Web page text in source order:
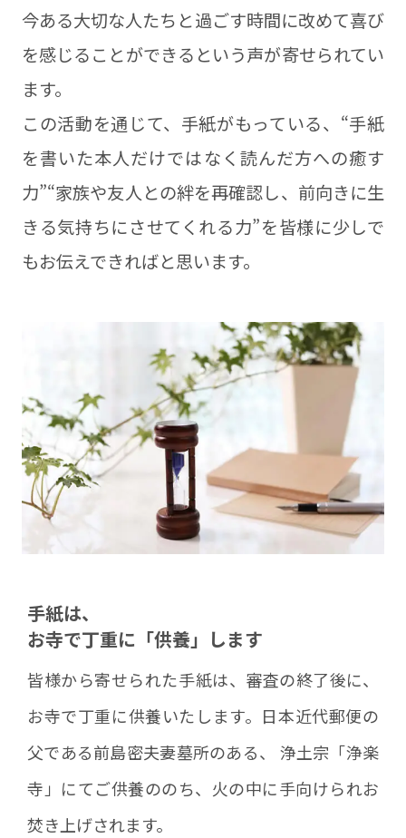
今ある大切な人たちと過ごす時間に改めて喜び
を感じることができるという声が寄せられてい
ます。
この活動を通じて、手紙がもっている、“手紙
を書いた本人だけではなく読んだ方への癒す
力”“家族や友人との絆を再確認し、前向きに生
きる気持ちにさせてくれる力”を皆様に少しで
もお伝えできればと思います。
⼿紙は、
お寺で丁重に「供養」します
皆様から寄せられた手紙は、審査の終了後に、
お寺で丁重に供養いたします。日本近代郵便の
父である前島密夫妻墓所のある、 浄土宗「浄楽
寺」にてご供養ののち、火の中に手向けられお
焚き上げされます。